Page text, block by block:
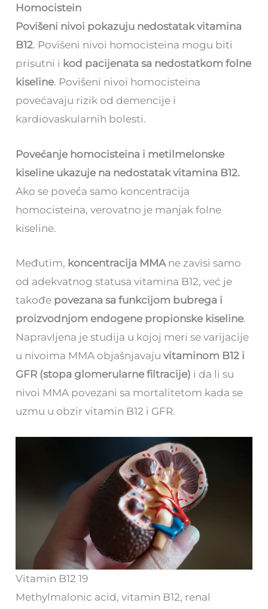
Homocistein
Povišeni nivoi pokazuju nedostatak vitamina
B12. Povišeni nivoi homocisteina mogu biti
prisutni i kod pacijenata sa nedostatkom folne
kiseline. Povišeni nivoi homocisteina
povećavaju rizik od demencije i
kardiovaskularnih bolesti.
Povećanje homocisteina i metilmelonske
kiseline ukazuje na nedostatak vitamina B12.
Ako se poveća samo koncentracija
homocisteina, verovatno je manjak folne
kiseline.
Međutim, koncentracija MMAne zavisi samo
od adekvatnog statusa vitamina B12, već je
takođe povezana sa funkcijom bubrega i
proizvodnjom endogene propionske kiseline.
Napravljena je studija u kojoj meri se varijacije
u nivoima MMA objašnjavajuvitaminom B12 i
GFR (stopa glomerularne filtracije) i da li su
nivoi MMA povezani sa mortalitetom kada se
uzmu u obzir vitamin B12 i GFR.
Vitamin B12 19
Methylmalonic acid, vitamin B12, renal